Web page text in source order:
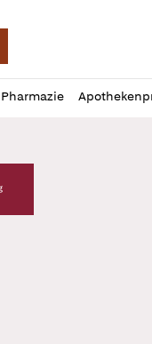
Pharmazie
Verlag Logo